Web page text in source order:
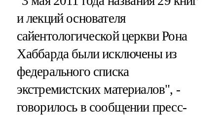
и лекций основателя
сайентологической церкви Рона
Хаббарда были исключены из
федерального списка
экстремистских материалов", -
говорилось в сообщении пресс-